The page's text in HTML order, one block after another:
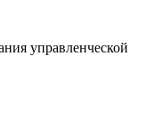
управленческой